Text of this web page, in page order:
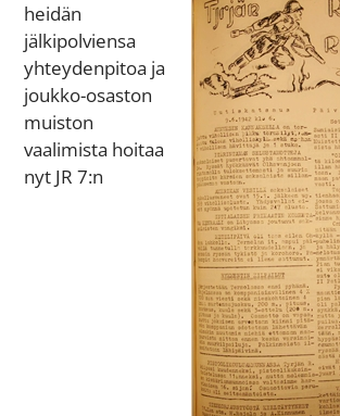
heidän
jälkipolviensa
yhteydenpitoa ja
joukko-osaston
muiston
vaalimista hoitaa
nyt JR 7:n